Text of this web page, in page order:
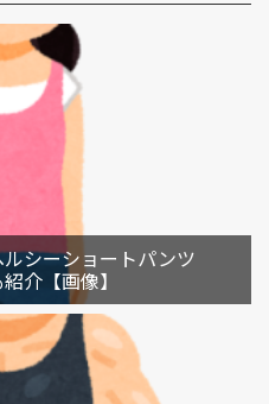
シーショートパンツ
介【画像】